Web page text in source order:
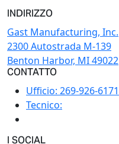
INDIRIZZO
Gast Manufacturing, Inc.
2300 Autostrada M-139
Benton Harbor, MI 49022
CONTATTO
Ufficio: 269-926-6171
Tecnico: